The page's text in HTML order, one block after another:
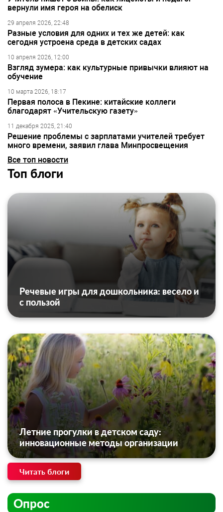
вернули имя героя на обелиск
29 апреля 2026, 22:48
Разные условия для одних и тех же детей: как
сегодня устроена среда в детских садах
10 апреля 2026, 12:00
Взгляд зумера: как культурные привычки влияют на
обучение
10 марта 2026, 18:17
Первая полоса в Пекине: китайские коллеги
благодарят «Учительскую газету»
11 декабря 2025, 21:40
Решение проблемы с зарплатами учителей требует
много времени, заявил глава Минпросвещения
Все топ новости
Топ блоги
Речевые игры для дошкольника: весело и
с пользой
Летние прогулки в детском саду:
инновационные методы организации
Читать блоги
Опрос